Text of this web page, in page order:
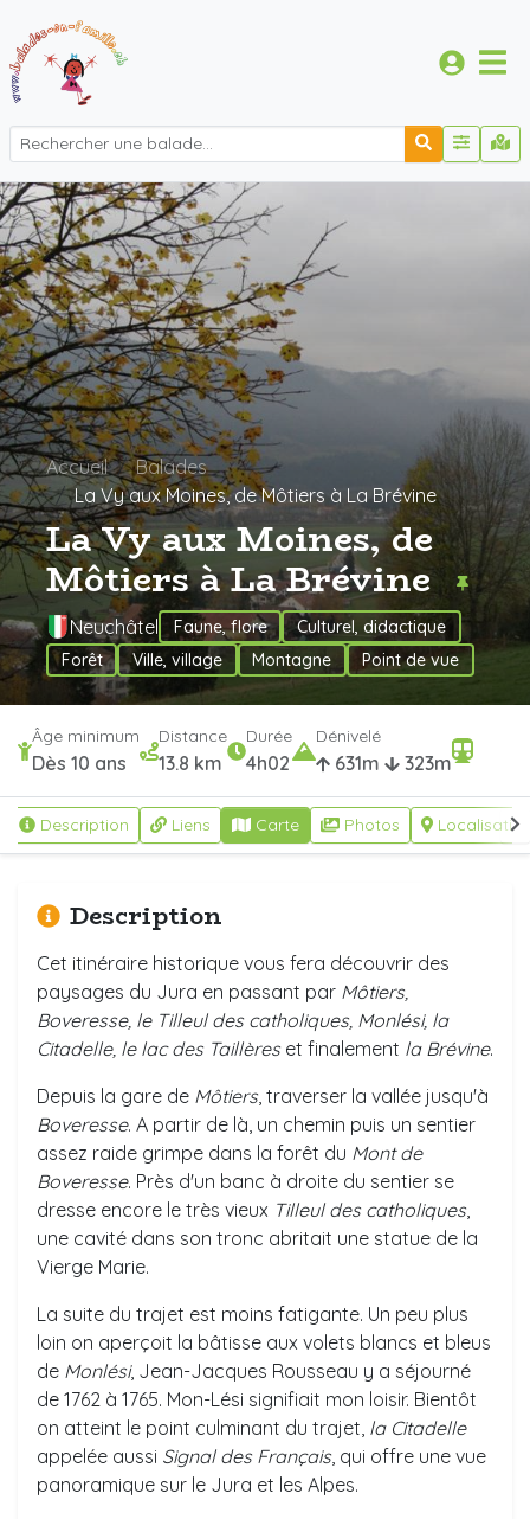
Accueil
Balades
La Vy aux Moines, de Môtiers à La Brévine
La Vy aux Moines, de
Môtiers à La Brévine
Neuchâtel Faune, flore
Culturel, didactique
Forêt
Ville, village Montagne Point de vue
Âge minimum
Dès 10 ans
Distance
13.8 km
Durée
4h02
Dénivelé
631m 323m
Description Liens Carte Photos
Description
Cet itinéraire historique vous fera découvrir des
paysages du Jura en passant par Môtiers,
Boveresse, le Tilleul des catholiques, Monlési, la
Citadelle, le lac des Taillèreset finalement la Brévine.
Depuis la gare de Môtiers, traverser la vallée jusqu'à
Boveresse. A partir de là, un chemin puis un sentier
assez raide grimpe dans la forêt du Mont de
Boveresse. Près d'un banc à droite du sentier se
dresse encore le très vieux Tilleul des catholiques,
une cavité dans son tronc abritait une statue de la
Vierge Marie.
La suite du trajet est moins fatigante. Un peu plus
loin on aperçoit la bâtisse aux volets blancs et bleus
de Monlési, Jean-Jacques Rousseau y a séjourné
de 1762 à 1765. Mon-Lési signifiait mon loisir. Bientôt
on atteint le point culminant du trajet, la Citadelle
appelée aussi Signal des Français, qui offre une vue
panoramique sur le Jura et les Alpes.